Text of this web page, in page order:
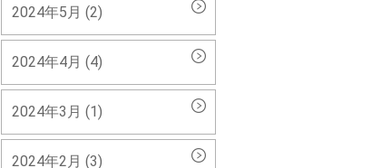
2024年5月 (2)
2024年4月 (4)
2024年3月 (1)
2024年2月 (3)